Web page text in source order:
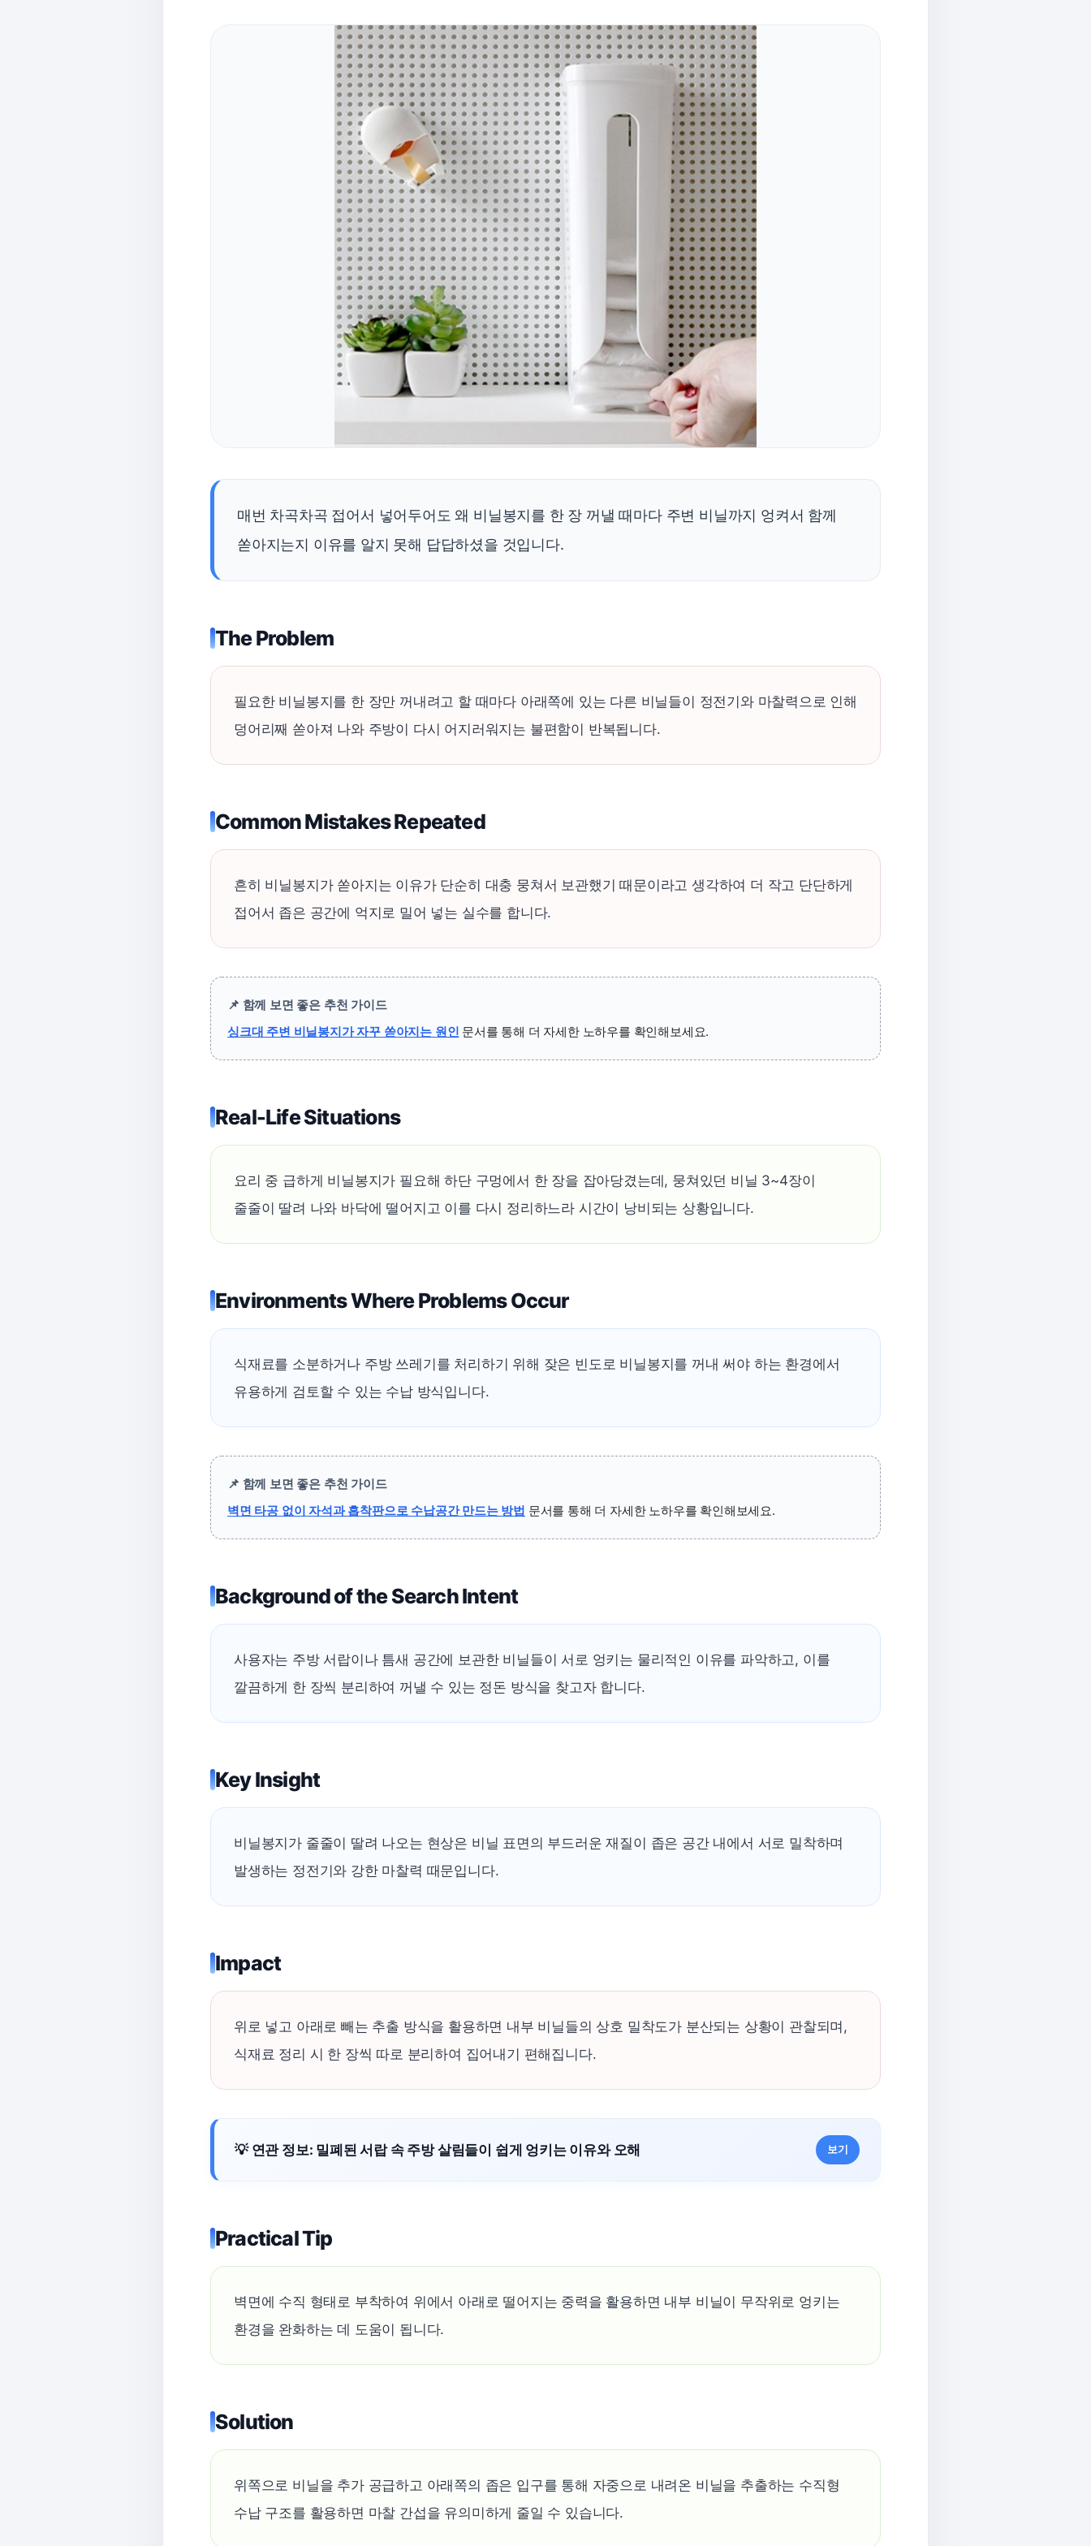
매번 차곡차곡 접어서 넣어두어도 왜 비닐봉지를 한 장 꺼낼 때마다 주변 비닐까지 엉켜서 함께
쏟아지는지 이유를 알지 못해 답답하셨을 것입니다.
The Problem
필요한 비닐봉지를 한 장만 꺼내려고 할 때마다 아래쪽에 있는 다른 비닐들이 정전기와 마찰력으로 인해
덩어리째 쏟아져 나와 주방이 다시 어지러워지는 불편함이 반복됩니다.
Common Mistakes Repeated
흔히 비닐봉지가 쏟아지는 이유가 단순히 대충 뭉쳐서 보관했기 때문이라고 생각하여 더 작고 단단하게
접어서 좁은 공간에 억지로 밀어 넣는 실수를 합니다.
📌 함께 보면 좋은 추천 가이드
싱크대 주변 비닐봉지가 자꾸 쏟아지는 원인 문서를 통해 더 자세한 노하우를 확인해보세요.
Real-Life Situations
요리 중 급하게 비닐봉지가 필요해 하단 구멍에서 한 장을 잡아당겼는데, 뭉쳐있던 비닐 3~4장이
줄줄이 딸려 나와 바닥에 떨어지고 이를 다시 정리하느라 시간이 낭비되는 상황입니다.
Environments Where Problems Occur
식재료를 소분하거나 주방 쓰레기를 처리하기 위해 잦은 빈도로 비닐봉지를 꺼내 써야 하는 환경에서
유용하게 검토할 수 있는 수납 방식입니다.
📌 함께 보면 좋은 추천 가이드
벽면 타공 없이 자석과 흡착판으로 수납공간 만드는 방법 문서를 통해 더 자세한 노하우를 확인해보세요.
Background of the Search Intent
사용자는 주방 서랍이나 틈새 공간에 보관한 비닐들이 서로 엉키는 물리적인 이유를 파악하고, 이를
깔끔하게 한 장씩 분리하여 꺼낼 수 있는 정돈 방식을 찾고자 합니다.
Key Insight
비닐봉지가 줄줄이 딸려 나오는 현상은 비닐 표면의 부드러운 재질이 좁은 공간 내에서 서로 밀착하며
발생하는 정전기와 강한 마찰력 때문입니다.
Impact
위로 넣고 아래로 빼는 추출 방식을 활용하면 내부 비닐들의 상호 밀착도가 분산되는 상황이 관찰되며,
식재료 정리 시 한 장씩 따로 분리하여 집어내기 편해집니다.
💡 연관 정보: 밀폐된 서랍 속 주방 살림들이 쉽게 엉키는 이유와 오해 보기
Practical Tip
벽면에 수직 형태로 부착하여 위에서 아래로 떨어지는 중력을 활용하면 내부 비닐이 무작위로 엉키는
환경을 완화하는 데 도움이 됩니다.
Solution
위쪽으로 비닐을 추가 공급하고 아래쪽의 좁은 입구를 통해 자중으로 내려온 비닐을 추출하는 수직형
수납 구조를 활용하면 마찰 간섭을 유의미하게 줄일 수 있습니다.